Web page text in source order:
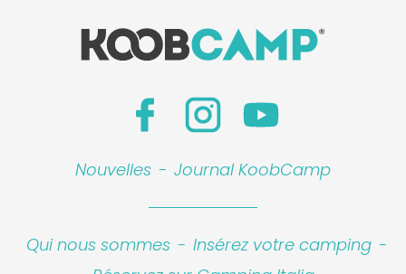
Nouvelles - Journal KoobCamp
Qui nous sommes - Insérez votre camping -